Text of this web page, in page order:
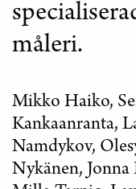
måleri.
Mikko Haiko,
Kankaanranta,
Namdykov,
Nykänen, Jonna